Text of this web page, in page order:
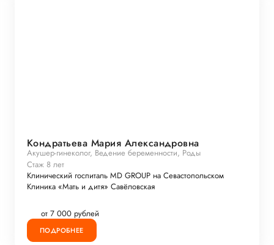
Кондратьева Мария Александровна
Акушер-гинеколог, Ведение беременности, Роды
Стаж 8 лет
Клинический госпиталь MD GROUP на Севастопольском
Клиника «Мать и дитя» Савёловская
от 7 000 рублей
ПОДРОБНЕЕ